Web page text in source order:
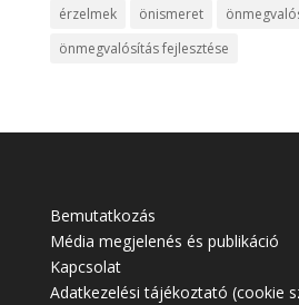
érzelmek
önismeret
önmegvalósítás fejlesztése
Bemutatkozás
Média megjelenés és publikáció
Kapcsolat
Adatkezelési tájékoztató (cookie